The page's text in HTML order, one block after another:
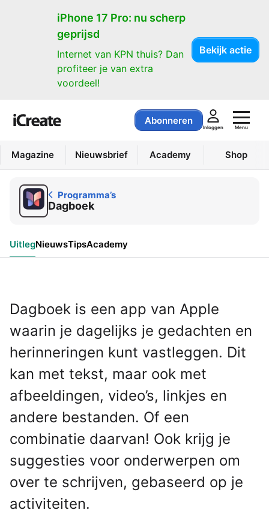
iPhone 17 Pro: nu scherp
geprijsd
Internet van KPN thuis? Dan
profiteer je van extra
voordeel!
Bekijk actie
Abonneren
Inloggen Menu
Magazine Nieuwsbrief Academy Shop
Programma’s
Dagboek
Programma’s
UitlegNieuwsTipsAcademy
Dagboek is een app van Apple
waarin je dagelijks je gedachten en
herinneringen kunt vastleggen. Dit
kan met tekst, maar ook met
afbeeldingen, video’s, linkjes en
andere bestanden. Of een
combinatie daarvan! Ook krijg je
suggesties voor onderwerpen om
over te schrijven, gebaseerd op je
activiteiten.